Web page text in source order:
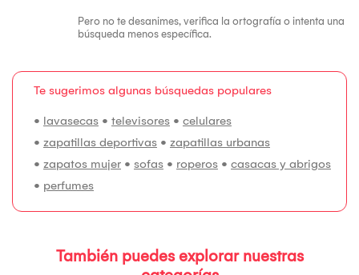
Pero no te desanimes, verifica la ortografía o intenta una
búsqueda menos específica.
Te sugerimos algunas búsquedas populares
• lavasecas • televisores • celulares
• zapatillas deportivas • zapatillas urbanas
• zapatos mujer • sofas • roperos • casacas y abrigos
• perfumes
También puedes explorar nuestras